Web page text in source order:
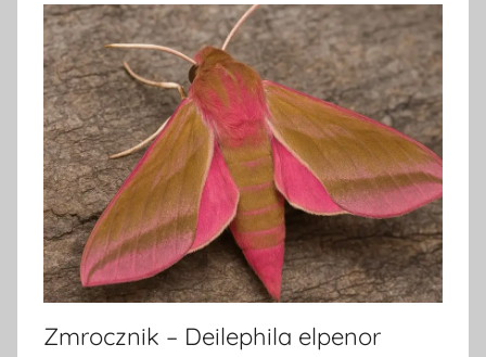
Zmrocznik – Deilephila elpenor